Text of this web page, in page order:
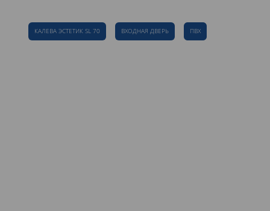
КАЛЕВА ЭСТЕТИК SL 70 ВХОДНАЯ ДВЕРЬ ПВХ